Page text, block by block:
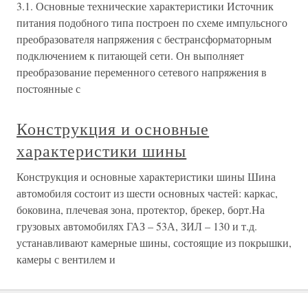
3.1. Основные технические характеристики Источник
питания подобного типа построен по схеме импульсного
преобразователя напряжения с бестрансформаторным
подключением к питающей сети. Он выполняет
преобразование переменного сетевого напряжения в
постоянные с
Конструкция и основные
характеристики шины
Конструкция и основные характеристики шины Шина
автомобиля состоит из шести основных частей: каркас,
боковина, плечевая зона, протектор, брекер, борт.На
грузовых автомобилях ГАЗ – 53А, ЗИЛ – 130 и т.д.
устанавливают камерные шины, состоящие из покрышки,
камеры с вентилем и